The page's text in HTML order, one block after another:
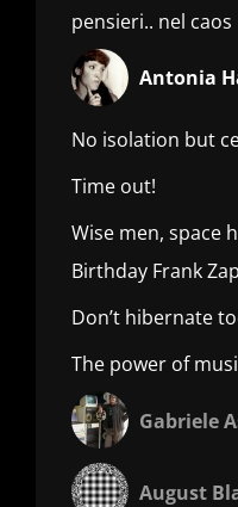
pensieri.. nel caos
Antonia
No isolation but
Time out!
Wise men, space
Birthday Frank
Don’t hibernate
The power of
Gabriele
August